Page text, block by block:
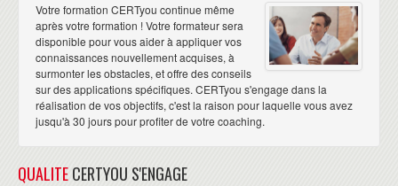
Votre formation CERTyou continue même
après votre formation ! Votre formateur sera
disponible pour vous aider à appliquer vos
connaissances nouvellement acquises, à
surmonter les obstacles, et offre des conseils
sur des applications spécifiques. CERTyou s'engage dans la
réalisation de vos objectifs, c'est la raison pour laquelle vous avez
jusqu'à 30 jours pour profiter de votre coaching.
QUALITECERTYOU S'ENGAGE